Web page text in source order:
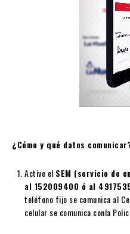
¿Cómo y qué datos
Active el SEM (servicio de
al 152009400 ó al
teléfono fijo se comunica al
celular se comunica conla